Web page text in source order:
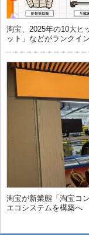
淘宝、2025年の10大ヒ
ット」などがランクイン
淘宝が新業態「淘宝コ
エコシステムを構築へ